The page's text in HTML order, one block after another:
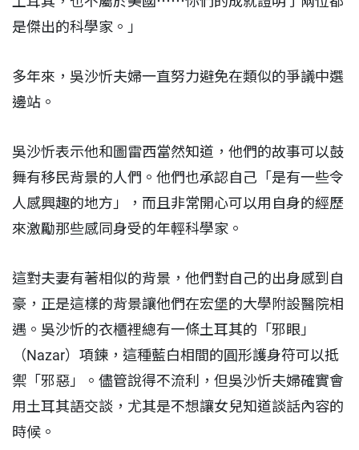
是傑出的科學家。」
多年來，吳沙忻夫婦一直努力避免在類似的爭議中選
邊站。
吳沙忻表示他和圖雷西當然知道，他們的故事可以鼓
舞有移民背景的人們。他們也承認自己「是有一些令
人感興趣的地方」，而且非常開心可以用自身的經歷
來激勵那些感同身受的年輕科學家。
這對夫妻有著相似的背景，他們對自己的出身感到自
豪，正是這樣的背景讓他們在宏堡的大學附設醫院相
遇。吳沙忻的衣櫃裡總有一條土耳其的「邪眼」
（Nazar）項鍊，這種藍白相間的圓形護身符可以抵
禦「邪惡」。儘管說得不流利，但吳沙忻夫婦確實會
用土耳其語交談，尤其是不想讓女兒知道談話內容的
時候。